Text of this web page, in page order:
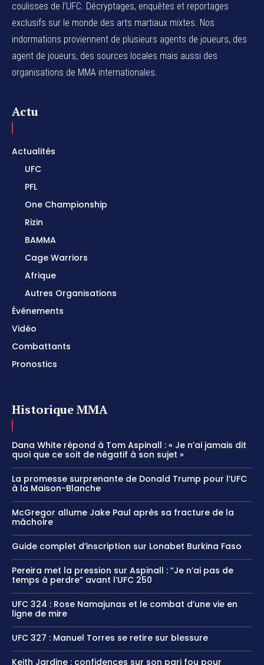
coulisses de l’UFC. Décryptages, enquêtes et reportages
exclusifs sur le monde des arts martiaux mixtes. Nos
indormations proviennent de plusieurs agents de joueurs, des
agent de joueurs, des sources locales mais aussi des
organisations de MMA internationales.
Actu
Actualités
UFC
PFL
One Championship
Rizin
BAMMA
Cage Warriors
Afrique
Autres Organisations
Événements
Vidéo
Combattants
Pronostics
Historique MMA
Dana White répond à Tom Aspinall : « Je n’ai jamais dit
quoi que ce soit de négatif à son sujet »
La promesse surprenante de Donald Trump pour l’UFC
à la Maison-Blanche
McGregor allume Jake Paul après sa fracture de la
mâchoire
Guide complet d’inscription sur Lonabet Burkina Faso
Pereira met la pression sur Aspinall : “Je n’ai pas de
temps à perdre” avant l’UFC 250
UFC 324 : Rose Namajunas et le combat d’une vie en
ligne de mire
UFC 327 : Manuel Torres se retire sur blessure
Keith Jardine : confidences sur son pari fou pour